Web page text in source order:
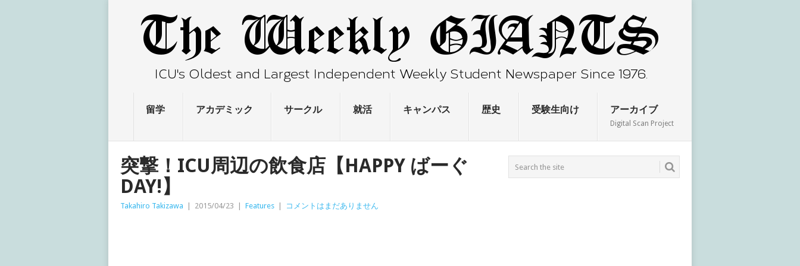
留学 アカデミック サークル 就活 キャンパス 歴史 受験生向け アーカイブ
Digital Scan Project
突撃！ICU周辺の飲食店【HAPPY ばーぐ
DAY!】
Takahiro Takizawa 2015/04/23 Features コメントはまだありません